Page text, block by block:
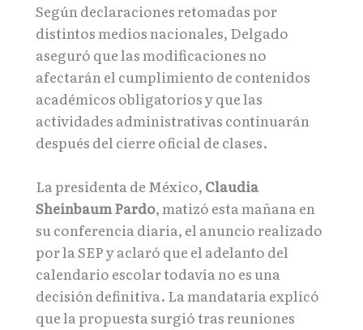
Según declaraciones retomadas por
distintos medios nacionales, Delgado
aseguró que las modificaciones no
afectarán el cumplimiento de contenidos
académicos obligatorios y que las
actividades administrativas continuarán
después del cierre oficial de clases.
La presidenta de México, Claudia
Sheinbaum Pardo, matizó esta mañana en
su conferencia diaria, el anuncio realizado
por la SEP y aclaró que el adelanto del
calendario escolar todavía no es una
decisión definitiva. La mandataria explicó
que la propuesta surgió tras reuniones